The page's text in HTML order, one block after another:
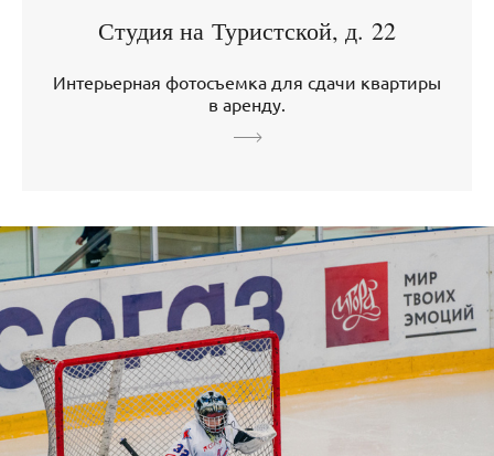
Студия на Туристской, д. 22
Интерьерная фотосъемка для сдачи квартиры
в аренду.